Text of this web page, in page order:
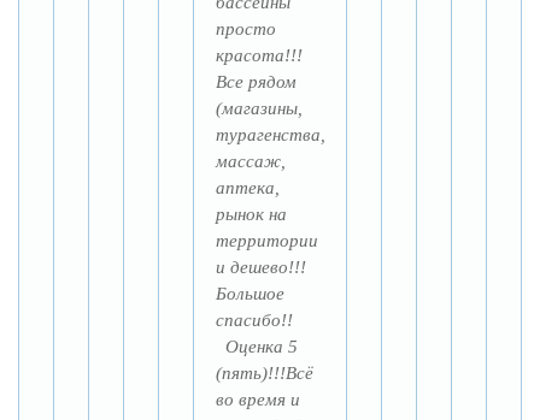
просто
красота!!!
Все рядом
(магазины,
турагенства,
массаж,
аптека,
рынок на
территории
и дешево!!!
Большое
спасибо!!
Оценка 5
(пять)!!!Всё
во время и